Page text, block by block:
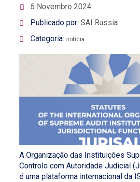
6 Novembro 2024
Publicado por: SAI Russia
Categoria: notícia
A Organização das Instituições
Controlo com Autoridade Judicial
é uma plataforma internacional da